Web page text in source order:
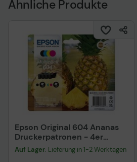
Ähnliche Produkte
Epson Original 604 Ananas
Druckerpatronen - 4er
Multipack (C13T10G64010)
Auf Lager: Lieferung in 1-2 Werktagen